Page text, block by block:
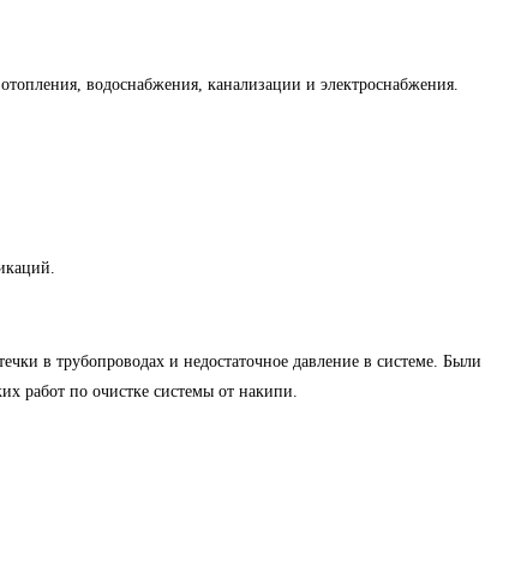
водоснабжения, канализации и электроснабжения.
в трубопроводах и недостаточное давление в системе. Были
работ по очистке системы от накипи.